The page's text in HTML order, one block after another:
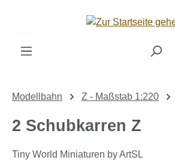
Zum Hauptinhalt springen
Modellbahn Z - Maßstab 1:220
2 Schubkarren Z
Tiny World Miniaturen by ArtSL